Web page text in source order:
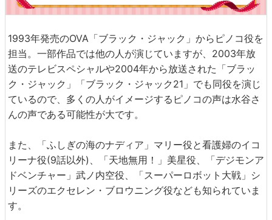
1993年発売のOVA「ブラック・ジャック」からピノコ役を
担当。一部作品では他の人が演じていますが、2003年放
送のテレビスペシャルや2004年から放送された「ブラッ
ク・ジャック」「ブラック・ジャック21」でも同役を演じ
ているので、多くの人がイメージするピノコの声は水谷さ
んの声である可能性が大です。
また、「ふしぎの海のナディア」マリー役と看護婦のイコ
リーナ役(9話以外)、「天地無用！」美星役、「デジモンア
ドベンチャー」武ノ内空役、「スーパーロボット大戦」シ
リーズのエクセレン・ブロウニング役なども知られていま
す。